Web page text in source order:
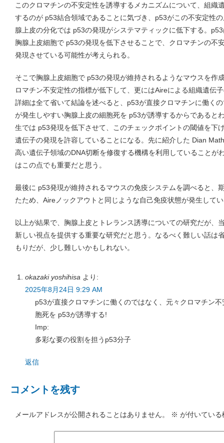
このクロマチンの不安定性を誘導するメカニズムについて、組織
するのが p53結合領域であることに気づき、p53がこの不安定性
腺上皮の分化では p53の発現がシステマティックに低下する。
胸腺上皮細胞で p53の発現を低下させることで、クロマチンの不
発現させている可能性が考えられる。
そこで胸腺上皮細胞で p53の発現が維持されるようなマウスを作
ロマチン不安定性の指標が低下して、更にはAireによる組織遺伝
詳細は全て省いて結論を述べると、p53が直接クロマチンに働く
が発生しやすい胸腺上皮の細胞死を p53が誘導するからであると
生では p53発現を低下させて、このチェックポイントの閾値を下
遺伝子の発現を許容していることになる。先に紹介した Dian
高い遺伝子領域のDNA切断を修復する機構を利用していることが
はこの点でも重要だと思う。
最後に p53発現が維持されるマウスの免疫システムを調べると、
たため、Aireノックアウトと同じような自己免疫状態が発生して
以上が結果で、胸腺上皮とトレランス誘導についての研究だが、
新しい視点を提供する重要な研究だと思う。なるべく難しい話は
もりだが、少し難しいかもしれない。
okazaki yoshihisa より:
2025年8月24日 9:29 AM
p53が直接クロマチンに働くのではなく、元々クロマチン
胞死を p53が誘導する!
Imp:
多彩な要の役割を担うp53分子
返信
コメントを残す
メールアドレスが公開されることはありません。 ※ が付いてい